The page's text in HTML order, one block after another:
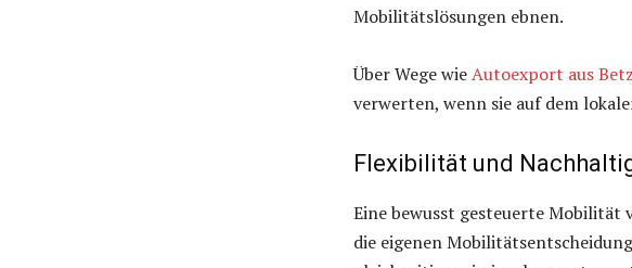
Mobilitätslösungen ebnen.
Über Wege wieAutoexport aus
verwerten, wenn sie auf dem
Flexibilität und
Eine bewusst gesteuerte
die eigenen